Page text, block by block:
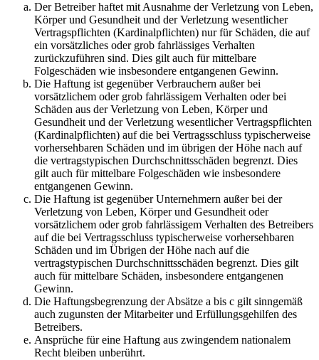
Der Betreiber haftet mit Ausnahme der Verletzung von Leben,
Körper und Gesundheit und der Verletzung wesentlicher
Vertragspflichten (Kardinalpflichten) nur für Schäden, die auf
ein vorsätzliches oder grob fahrlässiges Verhalten
zurückzuführen sind. Dies gilt auch für mittelbare
Folgeschäden wie insbesondere entgangenen Gewinn.
Die Haftung ist gegenüber Verbrauchern außer bei
vorsätzlichem oder grob fahrlässigem Verhalten oder bei
Schäden aus der Verletzung von Leben, Körper und
Gesundheit und der Verletzung wesentlicher Vertragspflichten
(Kardinalpflichten) auf die bei Vertragsschluss typischerweise
vorhersehbaren Schäden und im übrigen der Höhe nach auf
die vertragstypischen Durchschnittsschäden begrenzt. Dies
gilt auch für mittelbare Folgeschäden wie insbesondere
entgangenen Gewinn.
Die Haftung ist gegenüber Unternehmern außer bei der
Verletzung von Leben, Körper und Gesundheit oder
vorsätzlichem oder grob fahrlässigem Verhalten des Betreibers
auf die bei Vertragsschluss typischerweise vorhersehbaren
Schäden und im Übrigen der Höhe nach auf die
vertragstypischen Durchschnittsschäden begrenzt. Dies gilt
auch für mittelbare Schäden, insbesondere entgangenen
Gewinn.
Die Haftungsbegrenzung der Absätze a bis c gilt sinngemäß
auch zugunsten der Mitarbeiter und Erfüllungsgehilfen des
Betreibers.
Ansprüche für eine Haftung aus zwingendem nationalem
Recht bleiben unberührt.